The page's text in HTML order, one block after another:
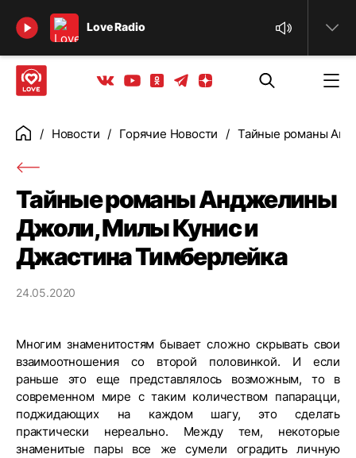
Love Radio
Найти
Вконтакте
YoutubeОдноклассники
ТелеграмЯндекс дзен
ГлавнаяНовости Горячие Новости Тайные романы
Тайные романы Анджелины
Джоли, Милы Кунис и
Джастина Тимберлейка
24.05.2020
Многим знаменитостям бывает сложно скрывать свои
взаимоотношения со второй половинкой. И если
раньше это еще представлялось возможным, то в
современном мире с таким количеством папарацци,
поджидающих на каждом шагу, это сделать
практически нереально. Между тем, некоторые
знаменитые пары все же сумели оградить личную